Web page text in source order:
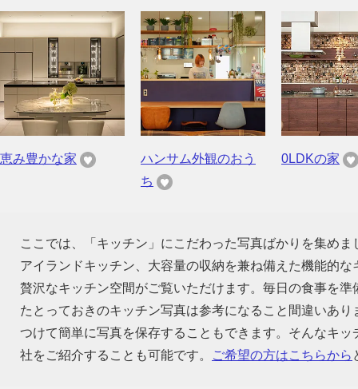
恵み豊かな家
ハンサム外観のおう
ち
0LDKの家
ここでは、「キッチン」にこだわった写真ばかりを集め
アイランドキッチン、大容量の収納を兼ね備えた機能的
贅沢なキッチン空間がご覧いただけます。毎日の食事を
たとっておきのキッチン写真は参考になること間違いあ
つけて簡単に写真を保存することもできます。そんなキ
社をご紹介することも可能です。
ご希望の方はこちらから